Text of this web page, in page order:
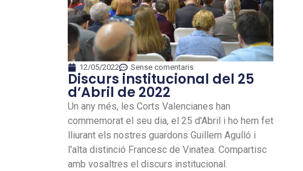
12/05/2022 Sense comentaris
Discurs institucional del 25
d’Abril de 2022
Un any més, les Corts Valencianes han
commemorat el seu dia, el 25 d'Abril i ho hem fet
lliurant els nostres guardons Guillem Agulló i
l'alta distinció Francesc de Vinatea. Compartisc
amb vosaltres el discurs institucional.